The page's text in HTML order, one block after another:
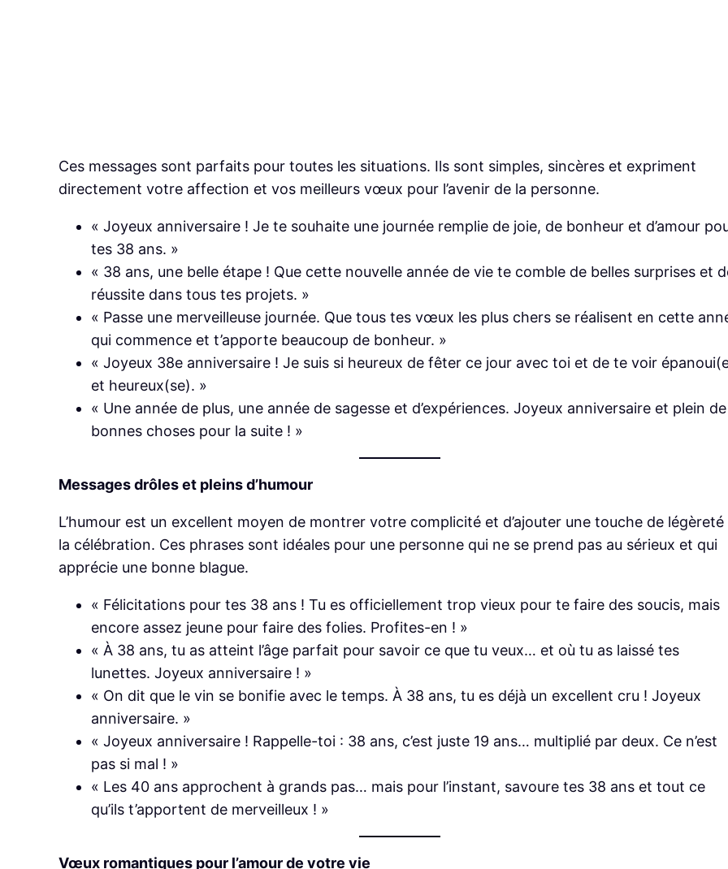
Ces messages sont parfaits pour toutes les situations. Ils sont simples, sincères et expriment
directement votre affection et vos meilleurs vœux pour l’avenir de la personne.
« Joyeux anniversaire ! Je te souhaite une journée remplie de joie, de bonheur et d’amour
tes 38 ans. »
« 38 ans, une belle étape ! Que cette nouvelle année de vie te comble de belles surprises et
réussite dans tous tes projets. »
« Passe une merveilleuse journée. Que tous tes vœux les plus chers se réalisent en cette
qui commence et t’apporte beaucoup de bonheur. »
« Joyeux 38e anniversaire ! Je suis si heureux de fêter ce jour avec toi et de te voir
et heureux(se). »
« Une année de plus, une année de sagesse et d’expériences. Joyeux anniversaire et plein de
bonnes choses pour la suite ! »
Messages drôles et pleins d’humour
L’humour est un excellent moyen de montrer votre complicité et d’ajouter une touche de légèreté
la célébration. Ces phrases sont idéales pour une personne qui ne se prend pas au sérieux et qui
apprécie une bonne blague.
« Félicitations pour tes 38 ans ! Tu es officiellement trop vieux pour te faire des soucis, mais
encore assez jeune pour faire des folies. Profites-en ! »
« À 38 ans, tu as atteint l’âge parfait pour savoir ce que tu veux… et où tu as laissé tes
lunettes. Joyeux anniversaire ! »
« On dit que le vin se bonifie avec le temps. À 38 ans, tu es déjà un excellent cru ! Joyeux
anniversaire. »
« Joyeux anniversaire ! Rappelle-toi : 38 ans, c’est juste 19 ans… multiplié par deux. Ce n’est
pas si mal ! »
« Les 40 ans approchent à grands pas… mais pour l’instant, savoure tes 38 ans et tout ce
qu’ils t’apportent de merveilleux ! »
Vœux romantiques pour l’amour de votre vie